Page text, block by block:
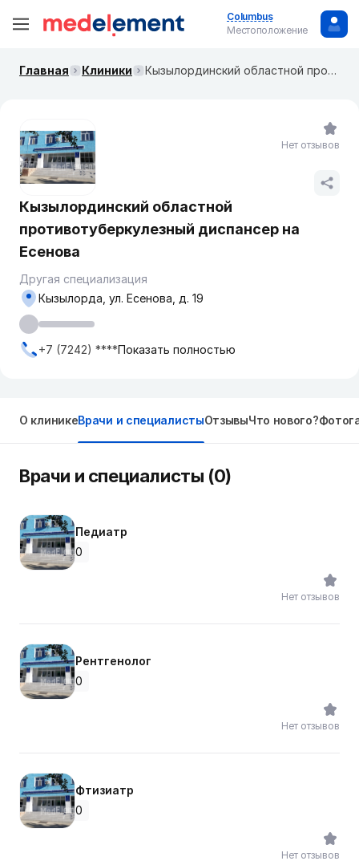
Columbus
Местоположение
Главная Клиники Кызылординский областной противотуберкулезный диспансер на Есенова
Кызылординский областной
противотуберкулезный диспансер на
Есенова
Другая специализация
Кызылорда, ул. Есенова, д. 19
+7 (7242) ****Показать полностью
Нет отзывов
О клиникеВрачи и специалистыОтзывыЧто нового?
Врачи и специалисты (0)
Педиатр
0
Нет отзывов
Рентгенолог
0
Нет отзывов
Фтизиатр
0
Нет отзывов